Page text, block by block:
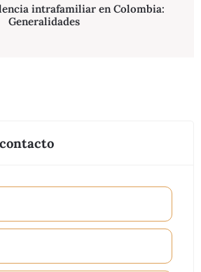
intrafamiliar en Colombia:
Generalidades